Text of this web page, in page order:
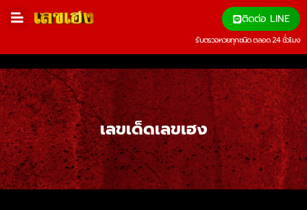
ติดต่อ LINE
รับตรวจหวยทุกชนิด ตลอด 24 ชั่วโมง
เลขเด็ดเลขเฮง